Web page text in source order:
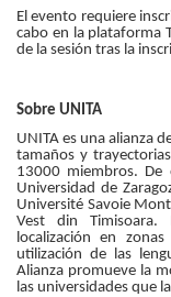
El evento requiere
cabo en la plataforma
de la sesión tras la
Sobre UNITA
UNITA es una alianza
tamaños y
13000 miembros. De
Universidad de
Université Savoie
Vest din Timisoara.
localización en
utilización de las
Alianza promueve la
las universidades que